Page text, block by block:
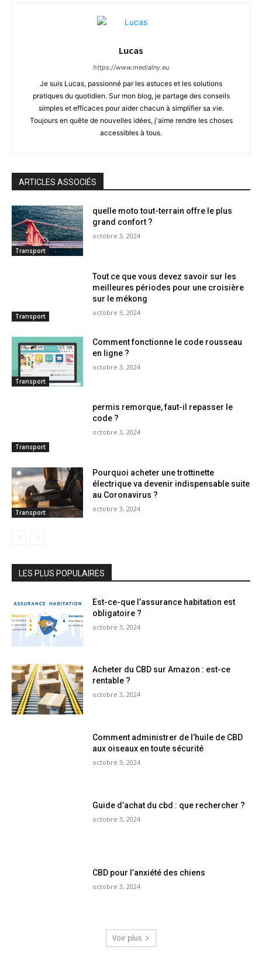
Lucas
https://www.medialny.eu
Je suis Lucas, passionné par les astuces et les solutions
pratiques du quotidien. Sur mon blog, je partage des conseils
simples et efficaces pour aider chacun à simplifier sa vie.
Toujours en quête de nouvelles idées, j'aime rendre les choses
accessibles à tous.
ARTICLES ASSOCIÉS
Transport
quelle moto tout-terrain offre le plus
grand confort ?
octobre 3, 2024
Transport
Tout ce que vous devez savoir sur les
meilleures périodes pour une croisière
sur le mékong
octobre 3, 2024
Transport
Comment fonctionne le code rousseau
en ligne ?
octobre 3, 2024
Transport
permis remorque, faut-il repasser le
code ?
octobre 3, 2024
Transport
Pourquoi acheter une trottinette
électrique va devenir indispensable suite
au Coronavirus ?
octobre 3, 2024
LES PLUS POPULAIRES
Est-ce-que l’assurance habitation est
obligatoire ?
octobre 3, 2024
Acheter du CBD sur Amazon : est-ce
rentable ?
octobre 3, 2024
Comment administrer de l’huile de CBD
aux oiseaux en toute sécurité
octobre 3, 2024
Guide d’achat du cbd : que rechercher ?
octobre 3, 2024
CBD pour l’anxiété des chiens
octobre 3, 2024
Voir plus